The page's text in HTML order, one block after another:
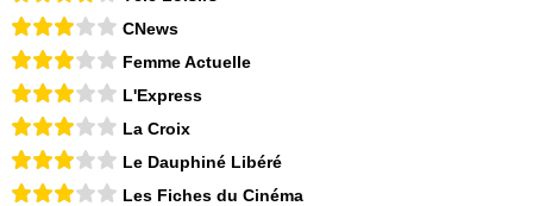
CNews
Femme Actuelle
L'Express
La Croix
Le Dauphiné Libéré
Les Fiches du Cinéma